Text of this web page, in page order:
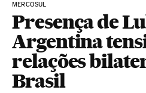
MERCOSUL
Presença de
Argentina
relações
Brasil